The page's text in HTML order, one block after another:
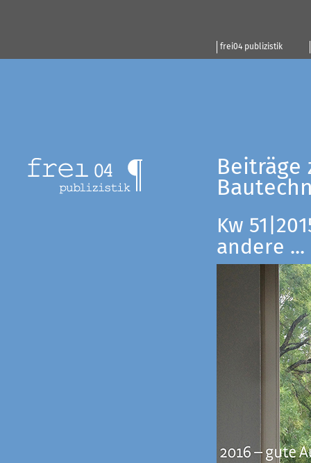
frei04 publizistik
Beiträge
Kw
andere ...